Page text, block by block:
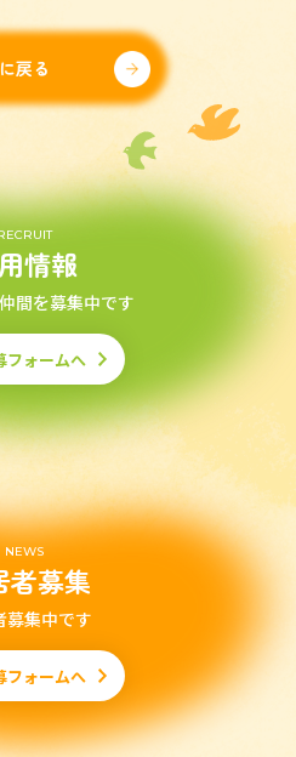
戻る
情報
間を募集中です
フォームへ
NEWS
者募集
募集中です
フォームへ